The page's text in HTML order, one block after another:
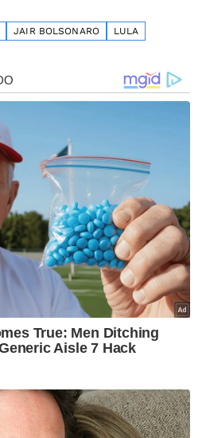
JAIR BOLSONARO LULA